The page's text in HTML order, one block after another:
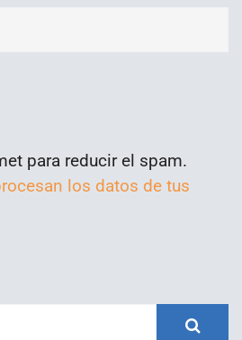
para reducir el spam.
los datos de tus